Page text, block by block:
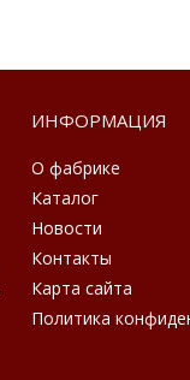
ИНФОРМАЦИЯ
О фабрике
Каталог
Новости
Контакты
Карта сайта
Политика